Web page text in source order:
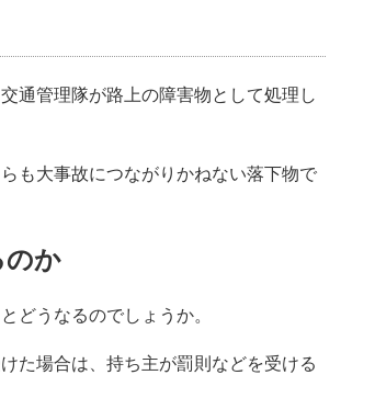
通管理隊が路上の障害物として処理し
も大事故につながりかねない落下物で
のか
どうなるのでしょうか。
た場合は、持ち主が罰則などを受ける